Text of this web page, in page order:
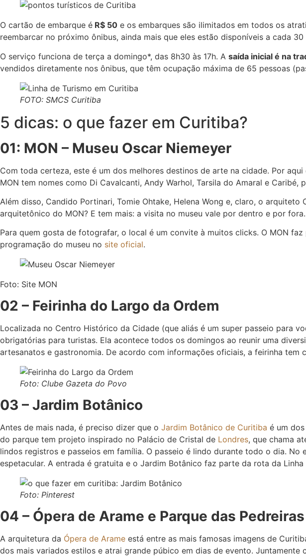
O cartão de embarque é R$ 50 e os embarques são ilimitados em todos os
reembarcar no próximo ônibus, ainda mais que eles estão disponíveis a cada 30
O serviço funciona de terça a domingo*, das 8h30 às 17h. A saída inicial é na
vendidos diretamente nos ônibus, que têm ocupação máxima de 65 pessoas
FOTO: SMCS Curitiba
5 dicas: o que fazer em Curitiba?
01: MON – Museu Oscar Niemeyer
Com toda certeza, este é um dos melhores destinos de arte na cidade. Por
MON tem nomes como Di Cavalcanti, Andy Warhol, Tarsila do Amaral e Caribé,
Além disso, Candido Portinari, Tomie Ohtake, Helena Wong e, claro, o
arquitetônico do MON? E tem mais: a visita no museu vale por dentro e por fora.
Para quem gosta de fotografar, o local é um convite à muitos clicks. O MON
programação do museu no site oficial.
Foto: Site MON
02 – Feirinha do Largo da Ordem
Localizada no Centro Histórico da Cidade (que aliás é um super passeio para
obrigatórias para turistas. Ela acontece todos os domingos ao reunir uma
artesanatos e gastronomia. De acordo com informações oficiais, a feirinha tem
Foto: Clube Gazeta do Povo
03 – Jardim Botânico
Antes de mais nada, é preciso dizer que o Jardim Botânico de Curitiba é um
do parque tem projeto inspirado no Palácio de Cristal de Londres, que chama
lindos registros e passeios em família. O passeio é lindo durante todo o dia.
espetacular. A entrada é gratuita e o Jardim Botânico faz parte da rota da Linha
Foto: Pinterest
04 – Ópera de Arame e Parque das Pedreiras
A arquitetura da Ópera de Arame está entre as mais famosas imagens de
dos mais variados estilos e atrai grande púbico em dias de evento.